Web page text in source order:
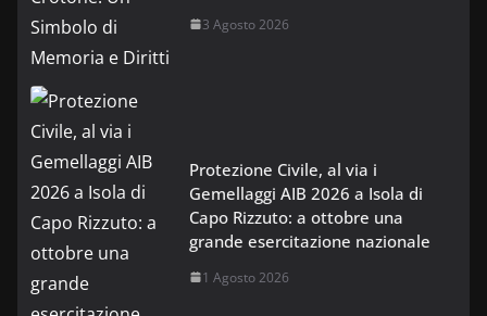
3 Agosto 2026
Protezione Civile, al via i
Gemellaggi AIB 2026 a Isola di
Capo Rizzuto: a ottobre una
grande esercitazione nazionale
1 Agosto 2026